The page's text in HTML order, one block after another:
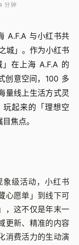
分钟
A.F.A 与小红书共
城」。作为小红书
在上海 A.F.A 的
创意空间，100 多
量线上生活方式灵
起来的「理想空
焦点。
级活动，小红书
心愿单」到线下可
，这不仅是年末一
更新、精准的内容
消费活力的生动演